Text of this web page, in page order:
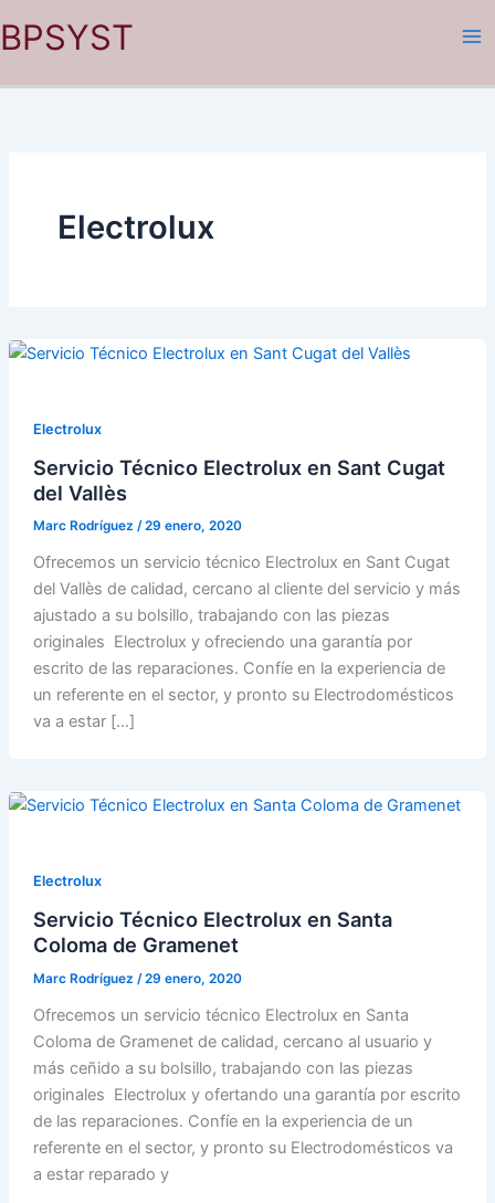
al
BPSYST
Electrolux
Electrolux
Servicio Técnico Electrolux en Sant Cugat
del Vallès
Marc Rodríguez /29 enero, 2020
Ofrecemos un servicio técnico Electrolux en Sant Cugat
del Vallès de calidad, cercano al cliente del servicio y más
ajustado a su bolsillo, trabajando con las piezas
originales Electrolux y ofreciendo una garantía por
escrito de las reparaciones. Confíe en la experiencia de
un referente en el sector, y pronto su Electrodomésticos
va a estar […]
Electrolux
Servicio Técnico Electrolux en Santa
Coloma de Gramenet
Marc Rodríguez /29 enero, 2020
Ofrecemos un servicio técnico Electrolux en Santa
Coloma de Gramenet de calidad, cercano al usuario y
más ceñido a su bolsillo, trabajando con las piezas
originales Electrolux y ofertando una garantía por escrito
de las reparaciones. Confíe en la experiencia de un
referente en el sector, y pronto su Electrodomésticos va
a estar reparado y